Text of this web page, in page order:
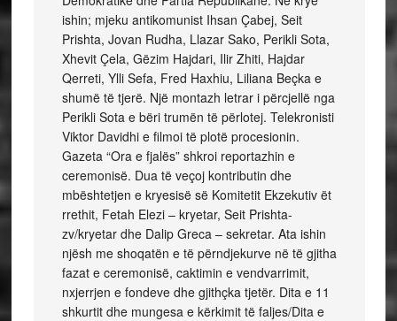
ishin; mjeku antikomunist Ihsan Çabej, Seit
Prishta, Jovan Rudha, Llazar Sako, Perikli Sota,
Xhevit Çela, Gëzim Hajdari, Ilir Zhiti, Hajdar
Qerreti, Ylli Sefa, Fred Haxhiu, Liliana Beçka e
shumë të tjerë. Një montazh letrar i përcjellë nga
Perikli Sota e bëri trumën të përlotej. Telekronisti
Viktor Davidhi e filmoi të plotë procesionin.
Gazeta “Ora e fjalës” shkroi reportazhin e
ceremonisë. Dua të veçoj kontributin dhe
mbështetjen e kryesisë së Komitetit Ekzekutiv ët
rrethit, Fetah Elezi – kryetar, Seit Prishta-
zv/kryetar dhe Dalip Greca – sekretar. Ata ishin
njësh me shoqatën e të përndjekurve në të gjitha
fazat e ceremonisë, caktimin e vendvarrimit,
nxjerrjen e fondeve dhe gjithçka tjetër. Dita e 11
shkurtit dhe mungesa e kërkimit të faljes/Dita e